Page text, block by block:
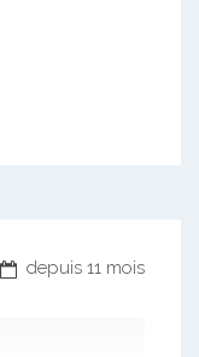
depuis 11 mois